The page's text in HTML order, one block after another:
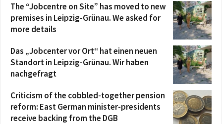
The “Jobcentre on Site” has moved to new
premises in Leipzig-Grünau. We asked for
more details
Das „Jobcenter vor Ort“ hat einen neuen
Standort in Leipzig-Grünau. Wir haben
nachgefragt
Criticism of the cobbled-together pension
reform: East German minister-presidents
receive backing from the DGB